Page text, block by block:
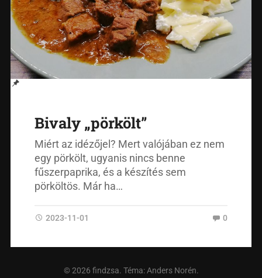
Bivaly „pörkölt”
Miért az idézőjel? Mert valójában ez nem
egy pörkölt, ugyanis nincs benne
fűszerpaprika, és a készítés sem
pörköltös. Már ha…
2023-11-01 0
© 2026 findzsa. Téma:Anders Norén.